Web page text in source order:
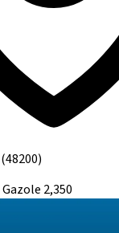
(48200)
Gazole 2,350